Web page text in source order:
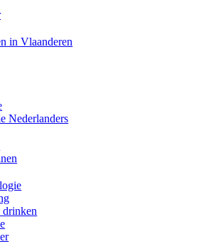
in Vlaanderen
Nederlanders
drinken